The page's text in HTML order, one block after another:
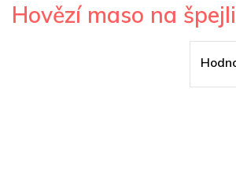
Hovězí maso na špejli